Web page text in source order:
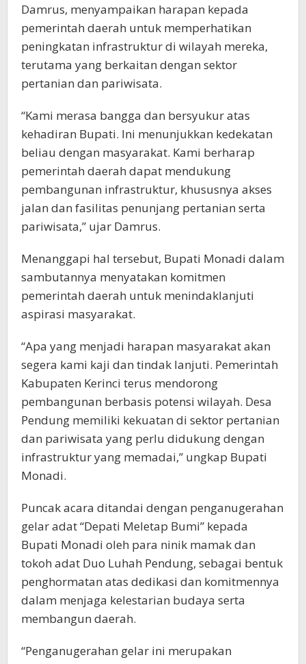
Damrus, menyampaikan harapan kepada
pemerintah daerah untuk memperhatikan
peningkatan infrastruktur di wilayah mereka,
terutama yang berkaitan dengan sektor
pertanian dan pariwisata.
“Kami merasa bangga dan bersyukur atas
kehadiran Bupati. Ini menunjukkan kedekatan
beliau dengan masyarakat. Kami berharap
pemerintah daerah dapat mendukung
pembangunan infrastruktur, khususnya akses
jalan dan fasilitas penunjang pertanian serta
pariwisata,” ujar Damrus.
Menanggapi hal tersebut, Bupati Monadi dalam
sambutannya menyatakan komitmen
pemerintah daerah untuk menindaklanjuti
aspirasi masyarakat.
“Apa yang menjadi harapan masyarakat akan
segera kami kaji dan tindak lanjuti. Pemerintah
Kabupaten Kerinci terus mendorong
pembangunan berbasis potensi wilayah. Desa
Pendung memiliki kekuatan di sektor pertanian
dan pariwisata yang perlu didukung dengan
infrastruktur yang memadai,” ungkap Bupati
Monadi.
Puncak acara ditandai dengan penganugerahan
gelar adat “Depati Meletap Bumi” kepada
Bupati Monadi oleh para ninik mamak dan
tokoh adat Duo Luhah Pendung, sebagai bentuk
penghormatan atas dedikasi dan komitmennya
dalam menjaga kelestarian budaya serta
membangun daerah.
“Penganugerahan gelar ini merupakan